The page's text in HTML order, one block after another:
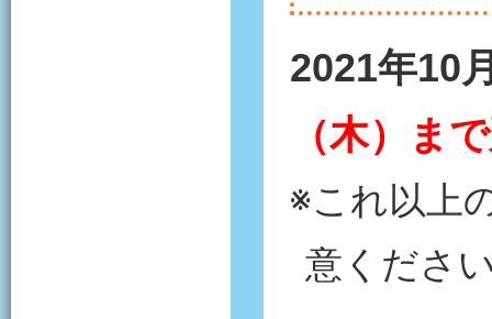
2021年10
（木）ま
※これ以上
意くださ